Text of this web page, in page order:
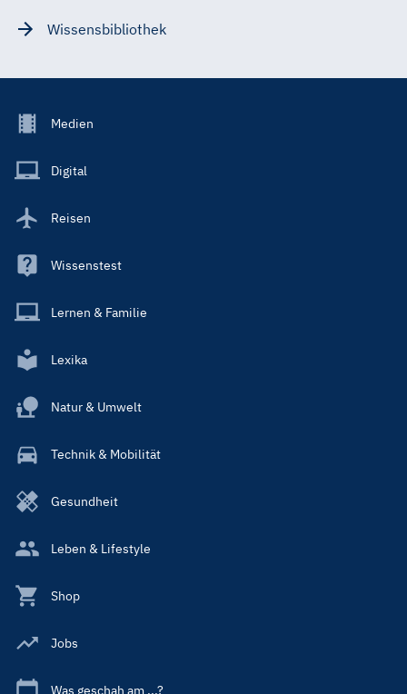
Wissensbibliothek
Footer
Main
Medien
Digital
Reisen
Wissenstest
Lernen & Familie
Lexika
Natur & Umwelt
Technik & Mobilität
Gesundheit
Leben & Lifestyle
Shop
Jobs
Was geschah am ...?